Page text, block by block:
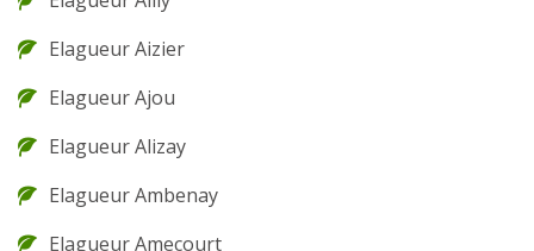
Elagueur Aizier
Elagueur Ajou
Elagueur Alizay
Elagueur Ambenay
Elagueur Amecourt